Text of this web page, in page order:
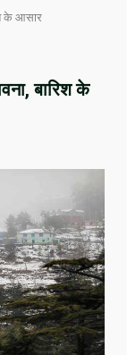
के आसार
बारिश के